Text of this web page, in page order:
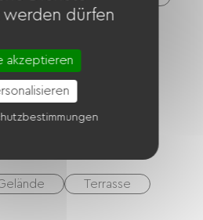
TNT
Terrasse
dürfen
akzeptieren